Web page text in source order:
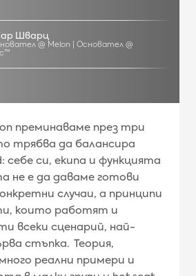
Шварц
@ Melon | Основател @
преминаваме през три
трябва да балансира
себе си, екипа и функцията
не е да даваме готови
случаи, а принципи
които работят и
всеки сценарий, най-
стъпка. Теория,
реални примери и